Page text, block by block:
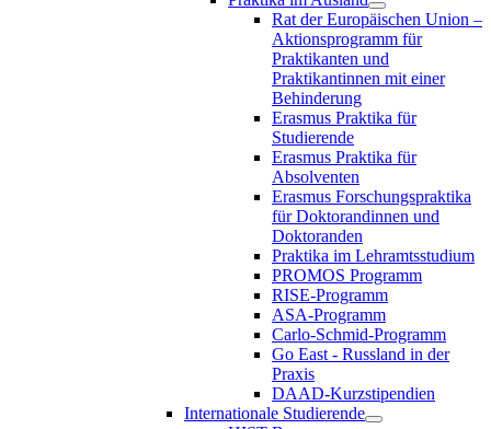
Rat der Europäischen Union –
Aktionsprogramm für
Praktikanten und
Praktikantinnen mit einer
Behinderung
Erasmus Praktika für
Studierende
Erasmus Praktika für
Absolventen
Erasmus Forschungspraktika
für Doktorandinnen und
Doktoranden
Praktika im Lehramtsstudium
PROMOS Programm
RISE-Programm
ASA-Programm
Carlo-Schmid-Programm
Go East - Russland in der
Praxis
DAAD-Kurzstipendien
Internationale Studierende